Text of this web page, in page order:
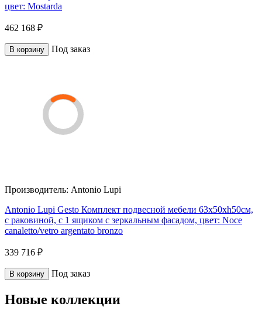
цвет: Mostarda
462 168 ₽
В корзину Под заказ
Производитель: Antonio Lupi
Antonio Lupi Gesto Комплект подвесной мебели 63х50хh50см,
с раковиной, с 1 ящиком с зеркальным фасадом, цвет: Noce
canaletto/vetro argentato bronzo
339 716 ₽
В корзину Под заказ
Новые коллекции